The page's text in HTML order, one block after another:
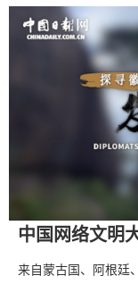
中国网络文明
来自蒙古国、阿根廷